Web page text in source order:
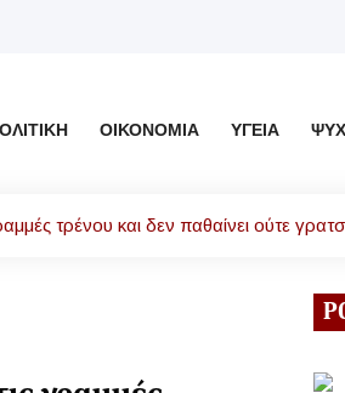
ΟΙΚΟΝΟΜΊΑ ΥΓΕΊΑ
τρένου και δεν παθαίνει ούτε